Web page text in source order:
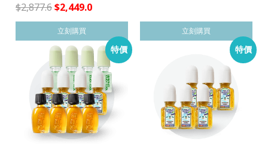
$2,877.6$2,449.0
立刻購買 立刻購買
特價 特價